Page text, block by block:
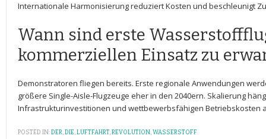
Internationale Harmonisierung reduziert Kosten und‌ beschleunigt
Wann sind erste
kommerziellen Einsatz zu
Demonstratoren fliegen bereits. Erste regionale Anwendungen
größere Single-Aisle-Flugzeuge eher ‌in den 2040ern. Skalierung
Infrastrukturinvestitionen und wettbewerbsfähigen Betriebskosten
POSTED IN:DER,DIE,LUFTFAHRT,REVOLUTION,WASSERSTOFF